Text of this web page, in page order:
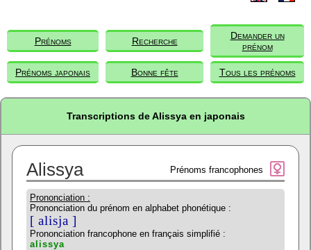
Prénoms Recherche
Demander un
prénom
Prénoms japonais Bonne fête Tous les prénoms
Transcriptions de Alissya en japonais
Alissya Prénoms francophones
Prononciation :
Prononciation du prénom en alphabet phonétique :
[ alisja ]
Prononciation francophone en français simplifié :
alissya